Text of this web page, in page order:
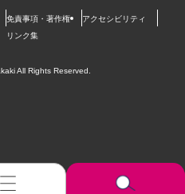
免責事項・著作権
アクセシビリティ
リンク集
All Rights Reserved.